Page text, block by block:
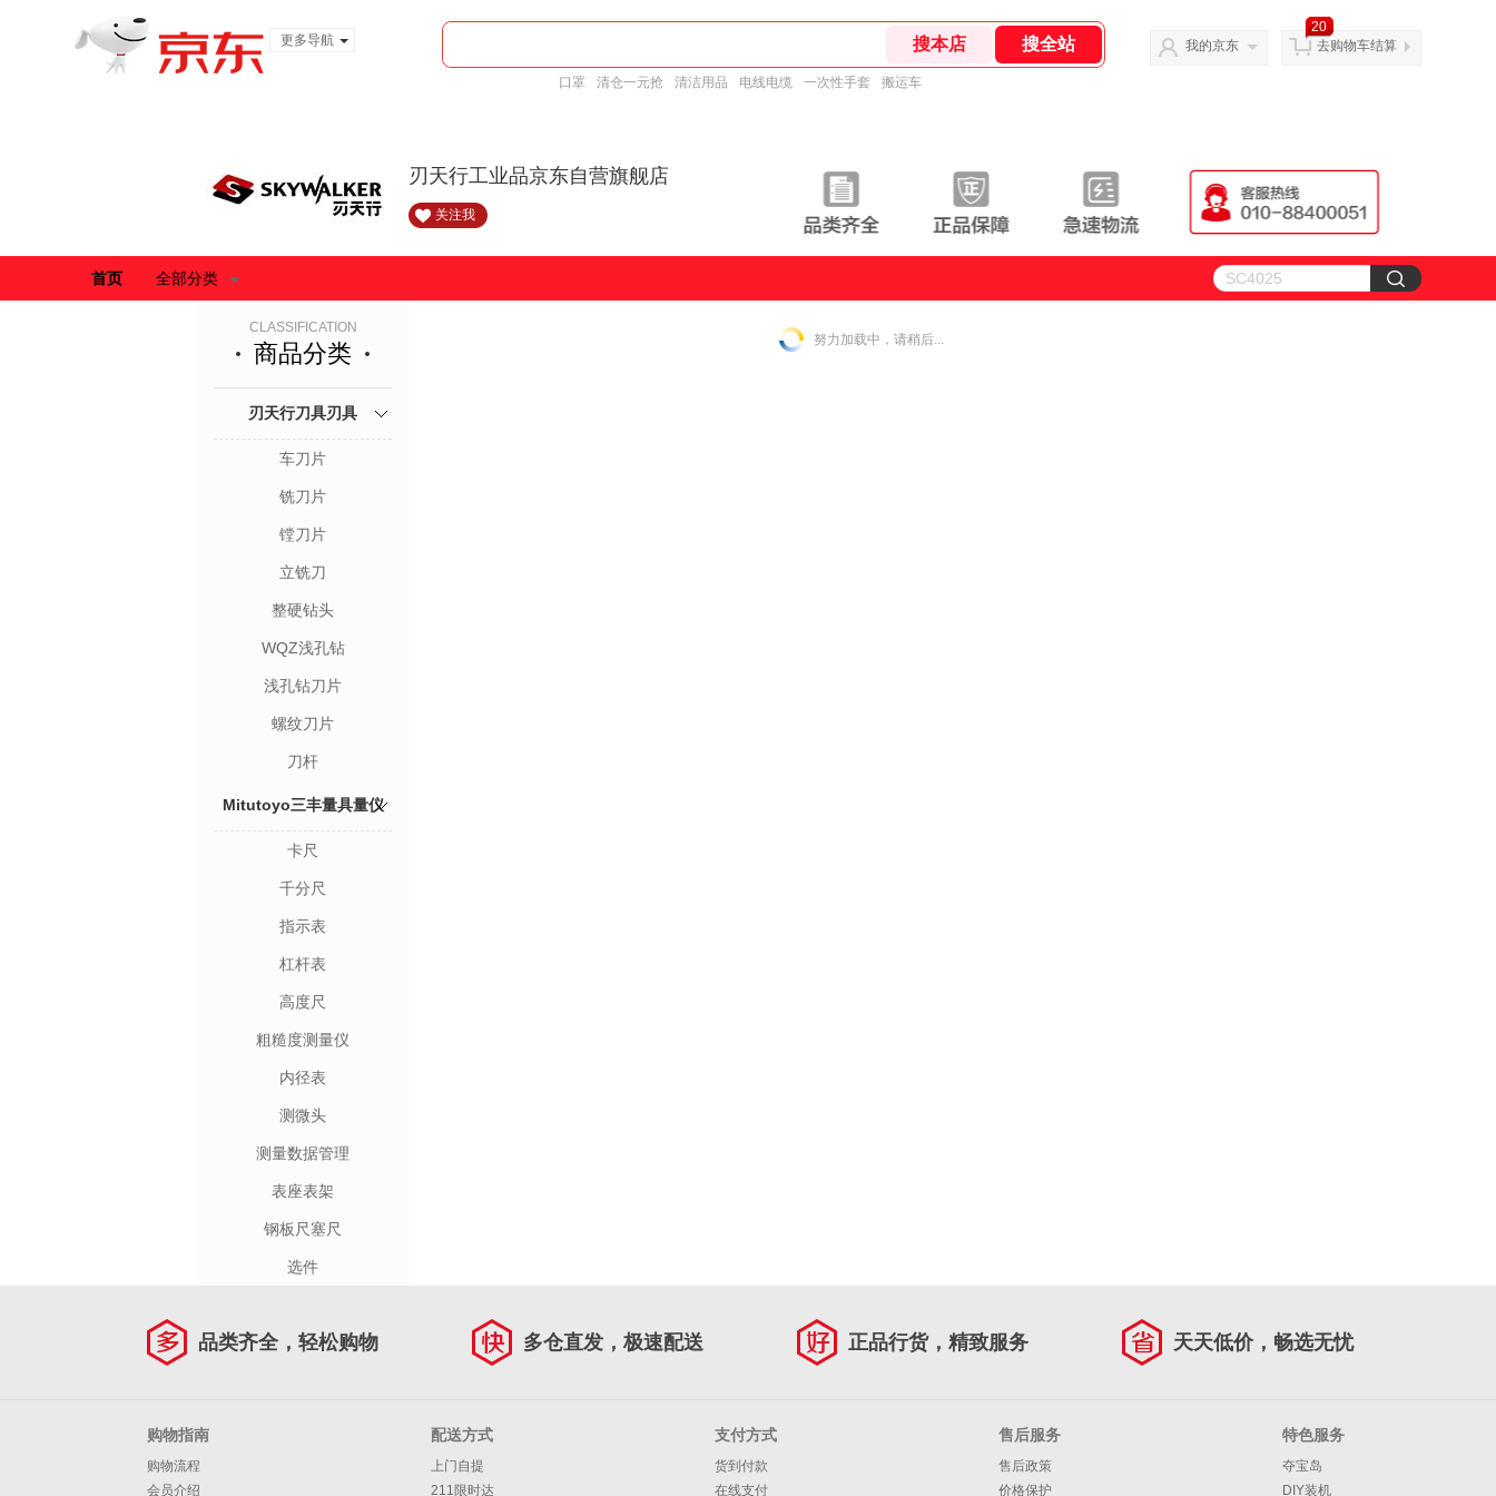
更多导航
口罩 清仓一元抢 清洁用品 电线电缆 一次性手套 搬运车
我的京东
20
去购物车结算
刃天行工业品京东自营旗舰店
关注我
首页 全部分类
CLASSIFICATION
商品分类
刃天行刀具刃具
车刀片
铣刀片
镗刀片
立铣刀
整硬钻头
WQZ浅孔钻
浅孔钻刀片
螺纹刀片
刀杆
Mitutoyo三丰量具量仪
卡尺
千分尺
指示表
杠杆表
高度尺
粗糙度测量仪
内径表
测微头
测量数据管理
表座表架
钢板尺塞尺
选件
努力加载中，请稍后...
品类齐全，轻松购物 多仓直发，极速配送 正品行货，精致服务 天天低价，畅选无忧
购物指南
购物流程
会员介绍
配送方式
上门自提
211限时达
支付方式
货到付款
在线支付
售后服务
售后政策
价格保护
特色服务
夺宝岛
DIY装机